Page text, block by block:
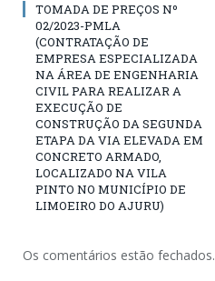
TOMADA DE PREÇOS Nº
02/2023-PMLA
(CONTRATAÇÃO DE
EMPRESA ESPECIALIZADA
NA ÁREA DE ENGENHARIA
CIVIL PARA REALIZAR A
EXECUÇÃO DE
CONSTRUÇÃO DA SEGUNDA
ETAPA DA VIA ELEVADA EM
CONCRETO ARMADO,
LOCALIZADO NA VILA
PINTO NO MUNICÍPIO DE
LIMOEIRO DO AJURU)
Os comentários estão fechados.